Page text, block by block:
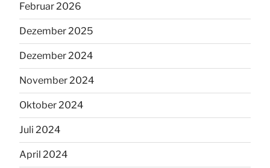
Februar 2026
Dezember 2025
Dezember 2024
November 2024
Oktober 2024
Juli 2024
April 2024